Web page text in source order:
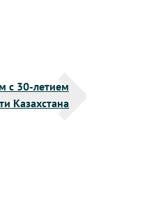
с 30-летием
Казахстана